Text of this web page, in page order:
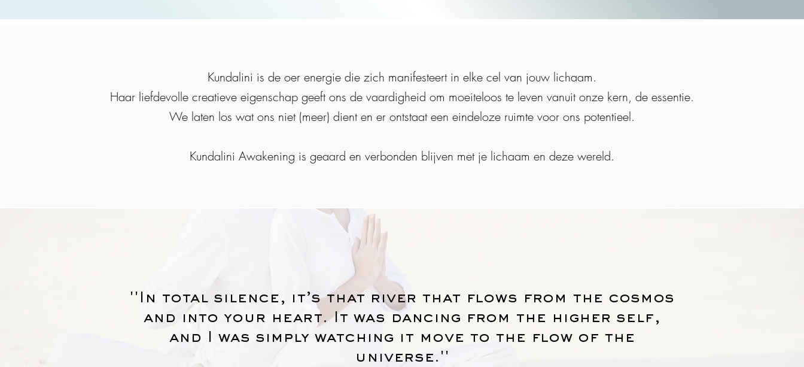
Kundalini is de oer energie die zich manifesteert in elke cel van jouw lichaam.
Haar liefdevolle creatieve eigenschap geeft ons de vaardigheid om moeiteloos te leven vanuit onze kern, de essentie.
We laten los wat ons niet (meer) dient en er ontstaat een eindeloze ruimte voor ons potentieel.
Kundalini Awakening is geaard en verbonden blijven met je lichaam en deze wereld.
''In total silence, it’s that river that flows from the cosmos
and into your heart. It was dancing from the higher self,
and I was simply watching it move to the flow of the
universe.''